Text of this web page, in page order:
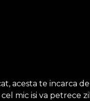
acesta te incarca
mic isi va petrece